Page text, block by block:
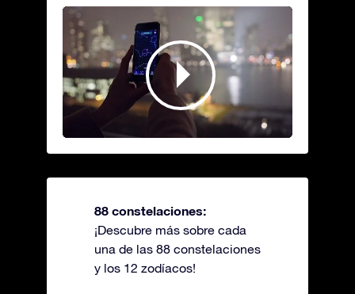
88 constelaciones:
¡Descubre más sobre cada
una de las 88 constelaciones
y los 12 zodíacos!